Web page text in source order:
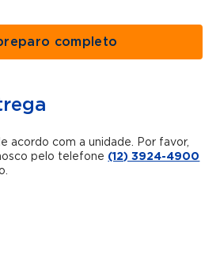
completo
acordo com a unidade. Por favor,
pelo telefone (12) 3924-4900